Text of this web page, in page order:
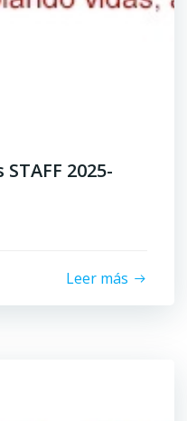
2025-
Leer más